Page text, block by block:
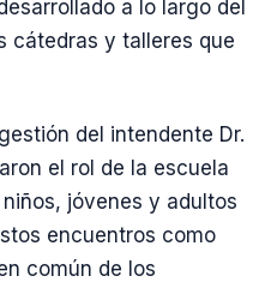
a lo largo del
cátedras y talleres que
del intendente Dr.
el rol de la escuela
jóvenes y adultos
encuentros como
común de los